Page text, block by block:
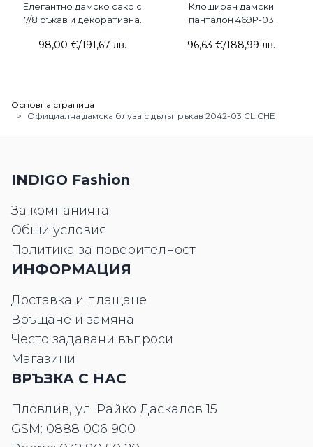
Елегантно дамско сако с
7/8 ръкав и декоративна
98,00 €/191,67 лв.
Клоширан дамски
панталон 469P-03
96,63 €/188,99 лв.
Основна страница
>
Официална дамска блуза с дълъг ръкав 2042-03 CLICHE
INDIGO Fashion
За компанията
Общи условия
Политика за поверителност
ИНФОРМАЦИЯ
Доставка и плащане
Връщане и замяна
Често задавани въпроси
Магазини
ВРЪЗКА С НАС
Пловдив, ул. Райко Даскалов 15
GSM: 0888 006 900